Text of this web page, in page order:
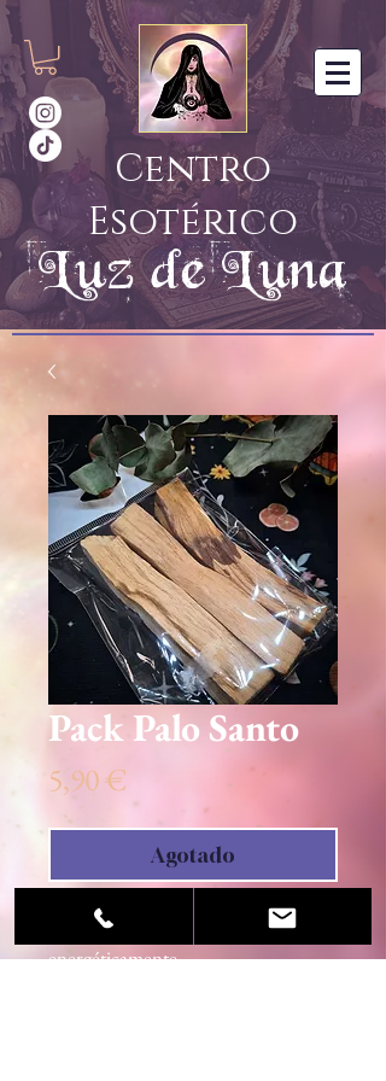
Centro
Esotérico
Luz de Luna
Pack Palo Santo
5,90 €
Agotado
Para consagrar, proteger y sellar
energéticamente.